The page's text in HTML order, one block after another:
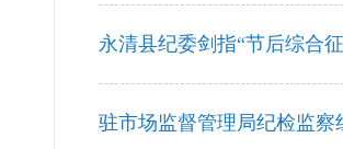
永清县纪委剑指“节后综合
驻市场监督管理局纪检监